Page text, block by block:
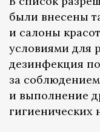
были внесены
и салоны
условиями для
дезинфекция
за
и выполнение
гигиенических